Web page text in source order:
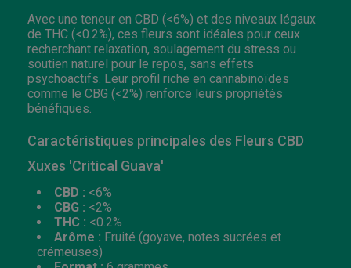
Avec une teneur en CBD (<6%) et des niveaux légaux
de THC (<0.2%), ces fleurs sont idéales pour ceux
recherchant relaxation, soulagement du stress ou
soutien naturel pour le repos, sans effets
psychoactifs. Leur profil riche en cannabinoïdes
comme le CBG (<2%) renforce leurs propriétés
bénéfiques.
Caractéristiques principales des Fleurs CBD
Xuxes 'Critical Guava'
CBD : <6%
CBG : <2%
THC : <0.2%
Arôme : Fruité (goyave, notes sucrées et
crémeuses)